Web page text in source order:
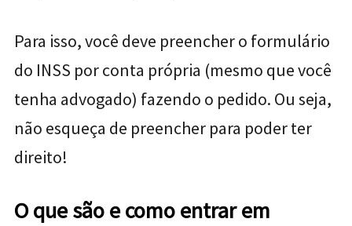
Para isso, você deve preencher o formulário
do INSS por conta própria (mesmo que você
tenha advogado) fazendo o pedido. Ou seja,
não esqueça de preencher para poder ter
direito!
O que são e como entrar em